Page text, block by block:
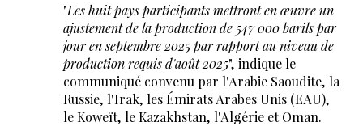
"Les huit pays participants mettront en œuvre un
ajustement de la production de 547 000 barils par
jour en septembre 2025 par rapport au niveau de
production requis d'août 2025", indique le
communiqué convenu par l'Arabie Saoudite, la
Russie, l'Irak, les Émirats Arabes Unis (EAU),
le Koweït, le Kazakhstan, l'Algérie et Oman.